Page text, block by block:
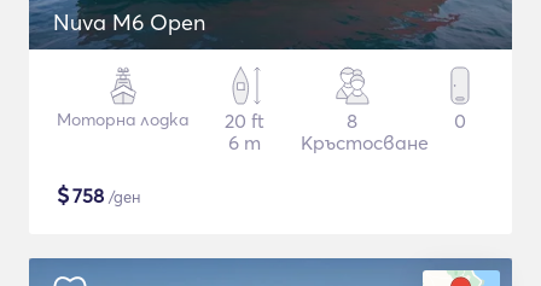
Nuva M6 Open
Моторна лодка
20 ft
6 m
8
Кръстосване
0
$758 /ден